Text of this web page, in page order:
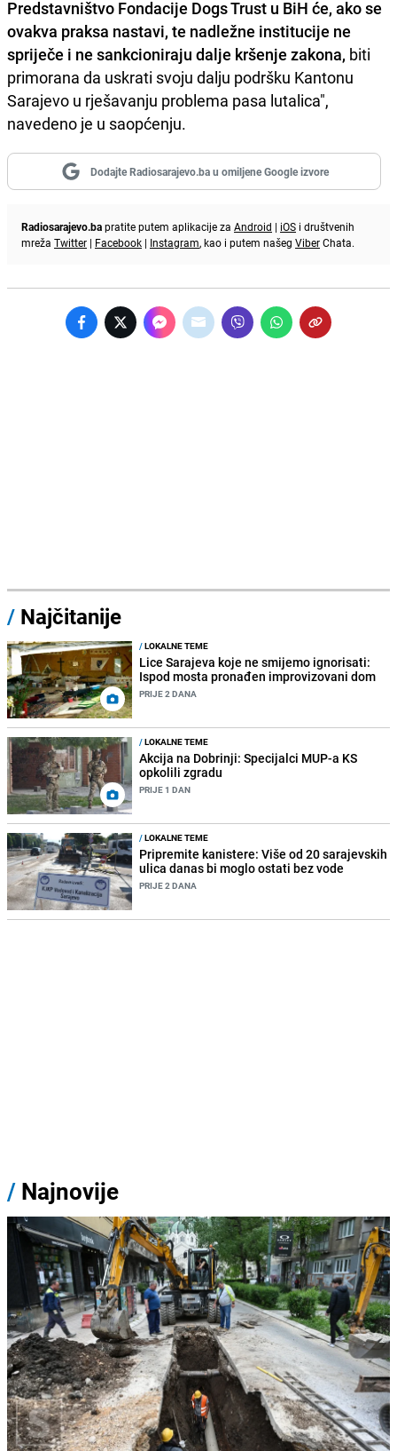
Predstavništvo Fondacije Dogs Trust u BiH će, ako se
ovakva praksa nastavi, te nadležne institucije ne
spriječe i ne sankcioniraju dalje kršenje zakona, biti
primorana da uskrati svoju dalju podršku Kantonu
Sarajevo u rješavanju problema pasa lutalica",
navedeno je u saopćenju.
Dodajte Radiosarajevo.ba u omiljene Google izvore
Radiosarajevo.bapratite putem aplikacije za Android | iOS i društvenih
mreža Twitter | Facebook | Instagram, kao i putem našeg ViberChata.
/ Najčitanije
/LOKALNE TEME
Lice Sarajeva koje ne smijemo ignorisati:
Ispod mosta pronađen improvizovani dom
PRIJE 2 DANA
/LOKALNE TEME
Akcija na Dobrinji: Specijalci MUP-a KS
opkolili zgradu
PRIJE 1 DAN
/LOKALNE TEME
Pripremite kanistere: Više od 20 sarajevskih
ulica danas bi moglo ostati bez vode
PRIJE 2 DANA
/ Najnovije